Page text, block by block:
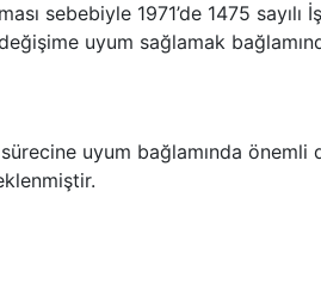
sebebiyle 1971’de 1475 sayılı
uyum sağlamak
uyum bağlamında önemli